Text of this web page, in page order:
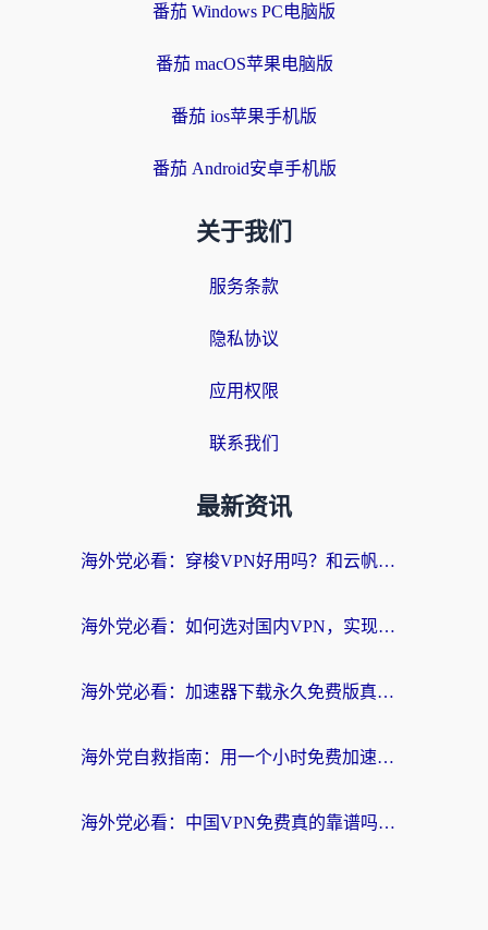
番茄 Windows PC电脑版
番茄 macOS苹果电脑版
番茄 ios苹果手机版
番茄 Android安卓手机版
关于我们
服务条款
隐私协议
应用权限
联系我们
最新资讯
海外党必看：穿梭VPN好用吗？和云帆VPN对比哪个回国效果更好？附真实测评+避坑指南
海外党必看：如何选对国内VPN，实现无缝访问国内资源？
海外党必看：加速器下载永久免费版真的存在吗？教你无缝访问国内资源的正确姿势
海外党自救指南：用一个小时免费加速器，轻松打破国内资源访问壁垒？
海外党必看：中国VPN免费真的靠谱吗？手把手教你选对回国加速器